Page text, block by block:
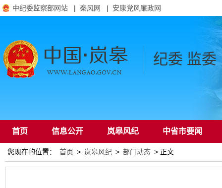
中纪委监察部网站 | 秦风网 | 安康党风廉政网
纪委 监委
首页 信息公开 岚皋风纪 中省市要闻
通知公告
您现在的位置： 首页 > 岚皋风纪 > 部门动态 > 正文